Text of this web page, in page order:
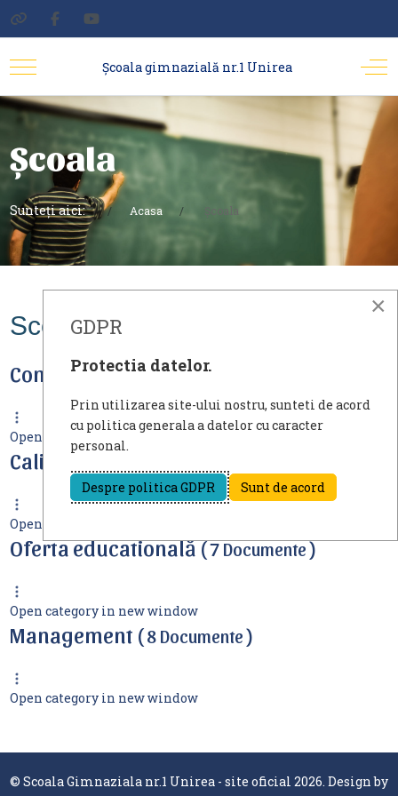
Şcoala gimnazială nr.1 Unirea
Școala
Sunteți aici: Acasa Școala
Scoala
Comisii( 14 Documente )
Open category in new window
Calitate
Open category in new window
Oferta educatională( 7 Documente )
Open category in new window
Management ( 8 Documente )
Open category in new window
© Scoala Gimnaziala nr.1 Unirea - site oficial 2026. Design by
×
GDPR
Protectia datelor.
Prin utilizarea site-ului nostru, sunteti de acord
cu politica generala a datelor cu caracter
personal.
Despre politica GDPR Sunt de acord